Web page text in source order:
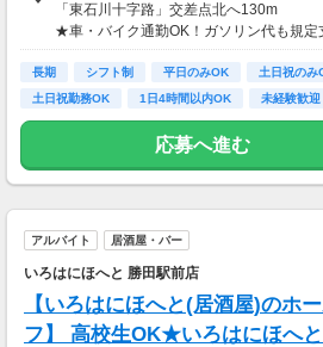
「東石川十字路」交差点北へ130m
★車・バイク通勤OK！ガソリン代も規定
★自転車通勤も可！（駐輪場料金は自己
店にある場合は利用可）
長期 シフト制 平日のみOK 土日祝のみ
土日祝勤務OK
1日4時間以内OK 未経験歓迎
応募へ進む
アルバイト 居酒屋・バー
いろはにほへと 勝田駅前店
【いろはにほへと(居酒屋)のホ
フ】 高校生OK★いろはにほへと